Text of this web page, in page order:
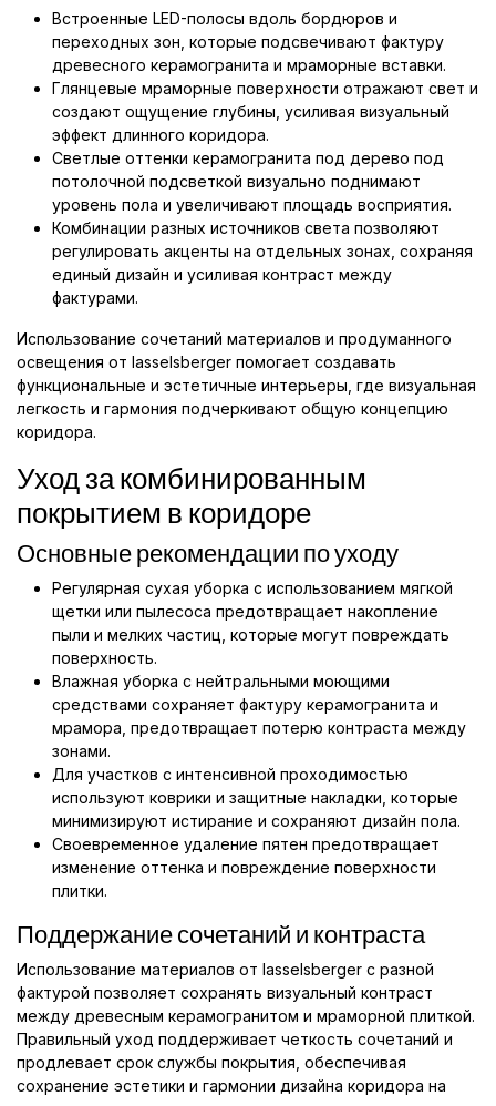
Встроенные LED-полосы вдоль бордюров и
переходных зон, которые подсвечивают фактуру
древесного керамогранита и мраморные вставки.
Глянцевые мраморные поверхности отражают свет и
создают ощущение глубины, усиливая визуальный
эффект длинного коридора.
Светлые оттенки керамогранита под дерево под
потолочной подсветкой визуально поднимают
уровень пола и увеличивают площадь восприятия.
Комбинации разных источников света позволяют
регулировать акценты на отдельных зонах, сохраняя
единый дизайн и усиливая контраст между
фактурами.
Использование сочетаний материалов и продуманного
освещения от lasselsberger помогает создавать
функциональные и эстетичные интерьеры, где визуальная
легкость и гармония подчеркивают общую концепцию
коридора.
Уход за комбинированным
покрытием в коридоре
Основные рекомендации по уходу
Регулярная сухая уборка с использованием мягкой
щетки или пылесоса предотвращает накопление
пыли и мелких частиц, которые могут повреждать
поверхность.
Влажная уборка с нейтральными моющими
средствами сохраняет фактуру керамогранита и
мрамора, предотвращает потерю контраста между
зонами.
Для участков с интенсивной проходимостью
используют коврики и защитные накладки, которые
минимизируют истирание и сохраняют дизайн пола.
Своевременное удаление пятен предотвращает
изменение оттенка и повреждение поверхности
плитки.
Поддержание сочетаний и контраста
Использование материалов от lasselsberger с разной
фактурой позволяет сохранять визуальный контраст
между древесным керамогранитом и мраморной плиткой.
Правильный уход поддерживает четкость сочетаний и
продлевает срок службы покрытия, обеспечивая
сохранение эстетики и гармонии дизайна коридора на